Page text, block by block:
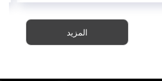
المزيد